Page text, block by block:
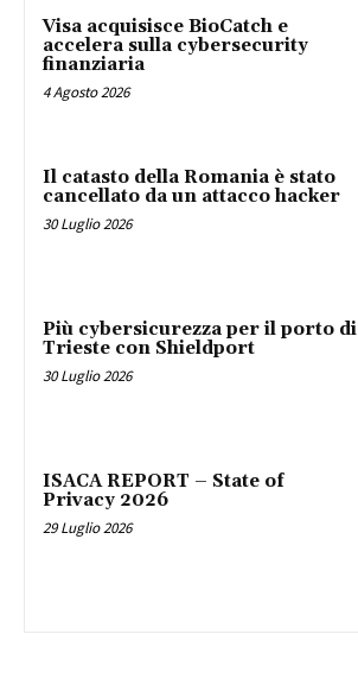
Visa acquisisce BioCatch e
accelera sulla cybersecurity
finanziaria
4 Agosto 2026
Il catasto della Romania è stato
cancellato da un attacco hacker
30 Luglio 2026
Più cybersicurezza per il porto di
Trieste con Shieldport
30 Luglio 2026
ISACA REPORT – State of
Privacy 2026
29 Luglio 2026